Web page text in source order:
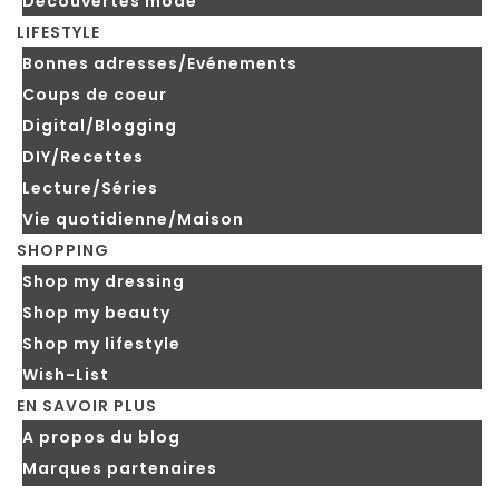
LIFESTYLE
Bonnes adresses/Evénements
Coups de coeur
Digital/Blogging
DIY/Recettes
Lecture/Séries
Vie quotidienne/Maison
SHOPPING
Shop my dressing
Shop my beauty
Shop my lifestyle
Wish-List
EN SAVOIR PLUS
A propos du blog
Marques partenaires